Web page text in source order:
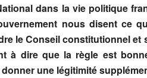
dans la vie politique
nous disent ce
le Conseil constitutionnel et
à dire que la règle est
une légitimité